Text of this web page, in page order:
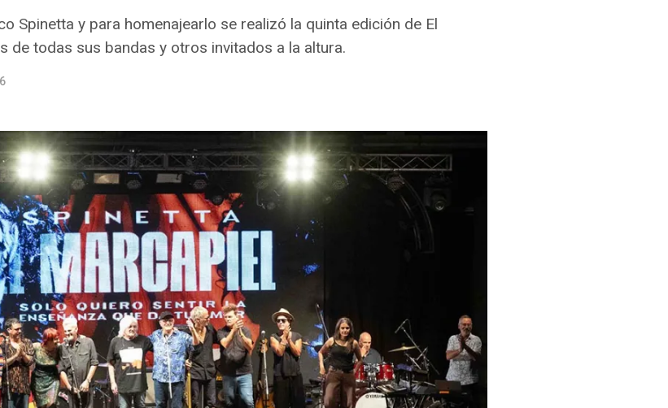
Spinetta y para homenajearlo se realizó la quinta edición de El
de todas sus bandas y otros invitados a la altura.